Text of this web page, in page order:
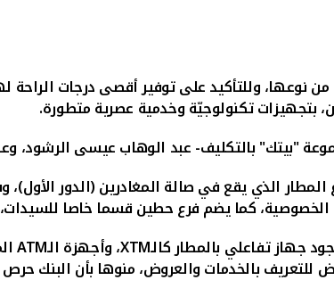
نوعها، وللتأكيد على توفير أقصى درجات
بتجهيزات تكنولوجيّة وخدمية عصرية متطورة.
"بيتك" بالتكليف- عبد الوهاب عيسى الرشود،
الذي يقع في صالة المغادرين (الدور الأول)،
الخصوصية، كما يضم فرع حطين قسما خاصا
جهاز تفاعلي بالمطار كالـXTM، وأجهزة الـATM
بالخدمات والعروض، منوها بأن البنك حرص